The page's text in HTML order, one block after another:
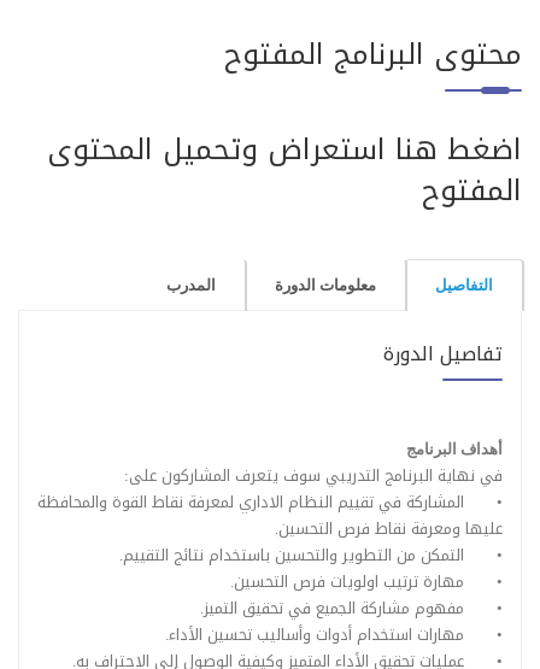
محتوى البرنامج المفتوح
اضغط هنا استعراض وتحميل المحتوى
المفتوح
التفاصيل معلومات الدورة المدرب
تفاصيل الدورة
أهداف البرنامج
في نهاية البرنامج التدريبي سوف يتعرف المشاركون على:
•
المشاركة في تقييم النظام الاداري لمعرفة نقاط القوة والمحافظة
عليها ومعرفة نقاط فرص التحسين.
•
التمكن من التطوير والتحسين باستخدام نتائج التقييم.
•
مهارة ترتيب اولويات فرص التحسين.
•
مفهوم مشاركة الجميع في تحقيق التميز.
•
مهارات استخدام أدوات وأساليب تحسين الأداء.
•
عمليات تحقيق الأداء المتميز وكيفية الوصول إلى الاحتراف به.